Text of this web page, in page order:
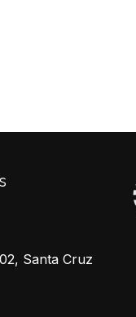
Santa Cruz